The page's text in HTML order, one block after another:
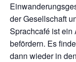
der Gesellschaft
Sprachcafé ist ein
befördern. Es
dann wieder in